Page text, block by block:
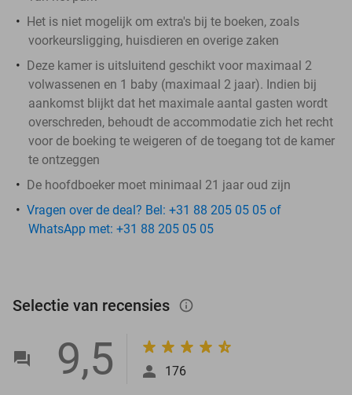
Het is niet mogelijk om extra's bij te boeken, zoals
voorkeursligging, huisdieren en overige zaken
Deze kamer is uitsluitend geschikt voor maximaal 2
volwassenen en 1 baby (maximaal 2 jaar). Indien bij
aankomst blijkt dat het maximale aantal gasten wordt
overschreden, behoudt de accommodatie zich het recht
voor de boeking te weigeren of de toegang tot de kamer
te ontzeggen
De hoofdboeker moet minimaal 21 jaar oud zijn
Vragen over de deal? Bel: +31 88 205 05 05 of
WhatsApp met: +31 88 205 05 05
Selectie van recensies info_outlined
9,5 176